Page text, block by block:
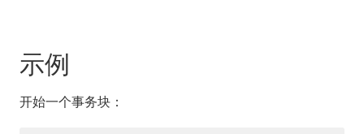
CREATE DATABASE
示例
开始一个事务块：